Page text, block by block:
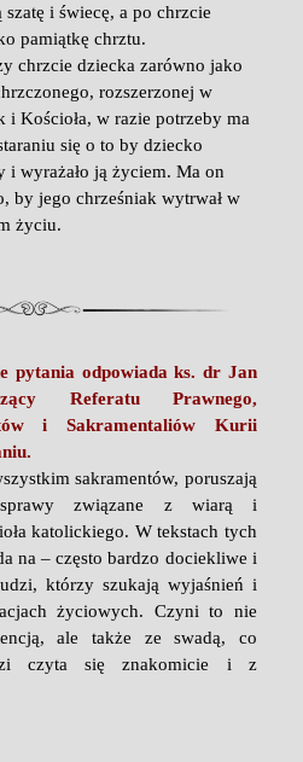
szatę i świecę, a po chrzcie
pamiątkę chrztu.
chrzcie dziecka zarówno jako
rozszerzonej w
Kościoła, w razie potrzeby ma
się o to by dziecko
i wyrażało ją życiem. Ma on
by jego chrześniak wytrwał w
życiu.
pytania odpowiadaks. dr Jan
Referatu Prawnego,
i Sakramentaliów Kurii
sakramentów, poruszają
związane z wiarą i
katolickiego. W tekstach tych
na – często bardzo dociekliwe i
którzy szukają wyjaśnień i
życiowych. Czyni to nie
ale także ze swadą, co
czyta się znakomicie i z